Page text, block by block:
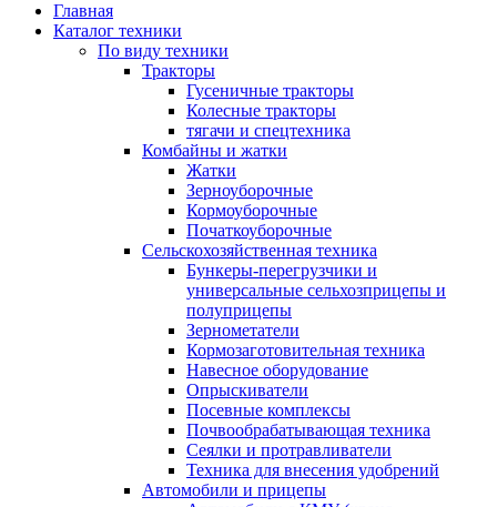
Главная
Каталог техники
По виду техники
Тракторы
Гусеничные тракторы
Колесные тракторы
тягачи и спецтехника
Комбайны и жатки
Жатки
Зерноуборочные
Кормоуборочные
Початкоуборочные
Сельскохозяйственная техника
Бункеры-перегрузчики и
универсальные сельхозприцепы и
полуприцепы
Зернометатели
Кормозаготовительная техника
Навесное оборудование
Опрыскиватели
Посевные комплексы
Почвообрабатывающая техника
Сеялки и протравливатели
Техника для внесения удобрений
Автомобили и прицепы